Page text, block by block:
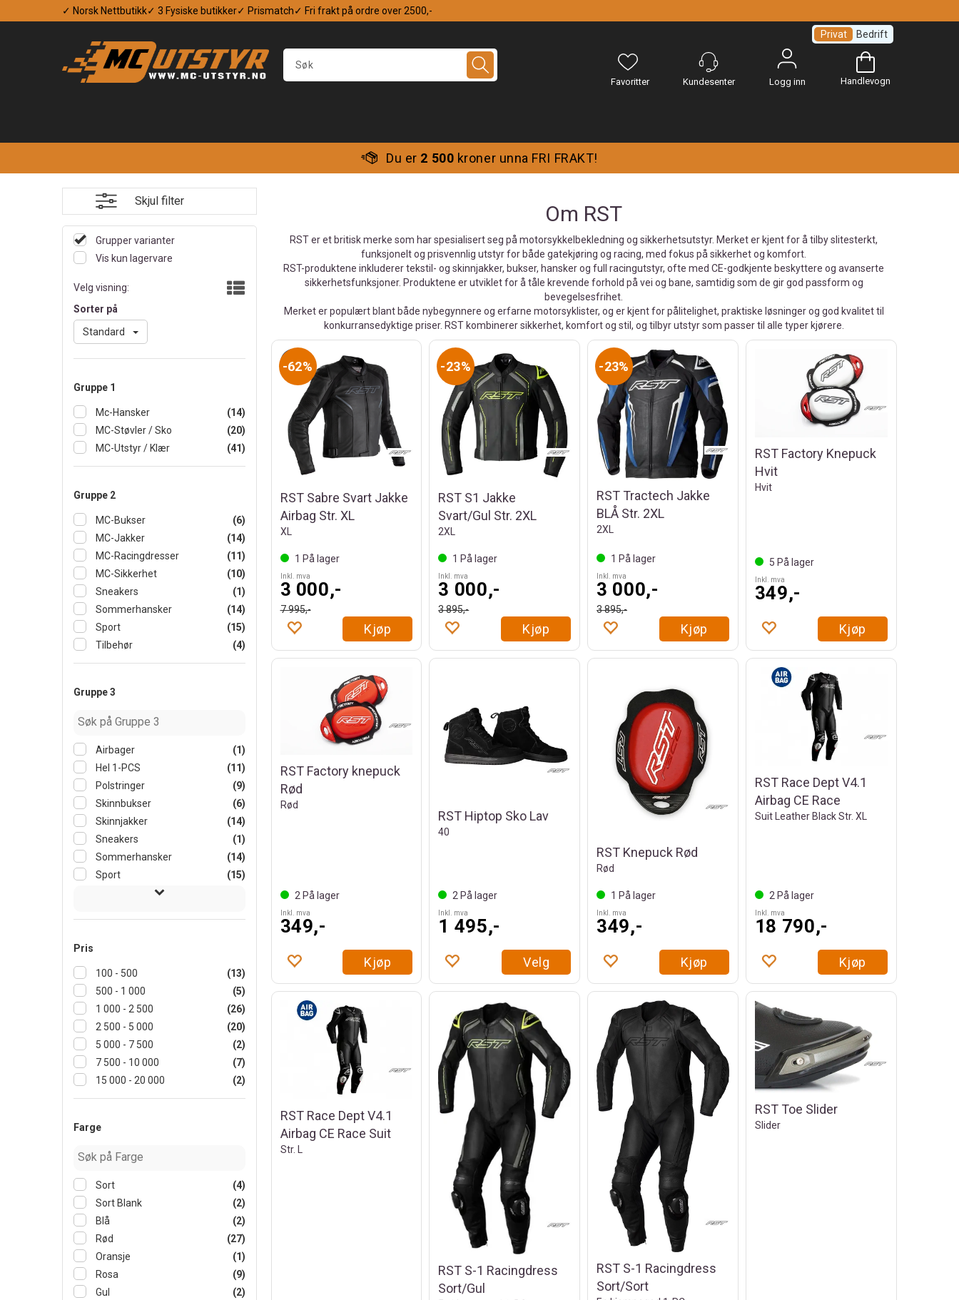
✓ Norsk Nettbutikk✓ 3 Fysiske butikker✓ Prismatch✓ Fri frakt på ordre over 2500,-
Logg inn
Privat Bedrift
Handlevogn
Du er 2 500 kroner unna FRI FRAKT!
Skjul filter
Grupper varianter
Vis kun lagervare
Velg visning:
Sorter på
Standard
Gruppe 1
Mc-Hansker
(14)
MC-Støvler / Sko
(20)
MC-Utstyr / Klær
(41)
Gruppe 2
MC-Bukser
(6)
MC-Jakker
(14)
MC-Racingdresser
(11)
MC-Sikkerhet
(10)
Sneakers
(1)
Sommerhansker
(14)
Sport
(15)
Tilbehør
(4)
Gruppe 3
Airbager
(1)
Hel 1-PCS
(11)
Polstringer
(9)
Skinnbukser
(6)
Skinnjakker
(14)
Sneakers
(1)
Sommerhansker
(14)
Sport
(15)
Pris
100 - 500
(13)
500 - 1 000
(5)
1 000 - 2 500
(26)
2 500 - 5 000
(20)
5 000 - 7 500
(2)
7 500 - 10 000
(7)
15 000 - 20 000
(2)
Farge
Sort
(4)
Sort Blank
(2)
Blå
(2)
Rød
(27)
Oransje
(1)
Rosa
(9)
Gul
(2)
Om RST
RST er et britisk merke som har spesialisert seg på motorsykkelbekledning og sikkerhetsutstyr. Merket er kjent for å tilby slitesterkt,
funksjonelt og prisvennlig utstyr for både gatekjøring og racing, med fokus på sikkerhet og komfort.
RST-produktene inkluderer tekstil- og skinnjakker, bukser, hansker og full racingutstyr, ofte med CE-godkjente beskyttere og avanserte
sikkerhetsfunksjoner. Produktene er utviklet for å tåle krevende forhold på vei og bane, samtidig som de gir god passform og
bevegelsesfrihet.
Merket er populært blant både nybegynnere og erfarne motorsyklister, og er kjent for pålitelighet, praktiske løsninger og god kvalitet til
konkurransedyktige priser. RST kombinerer sikkerhet, komfort og stil, og tilbyr utstyr som passer til alle typer kjørere.
62%
RST Sabre Svart Jakke
Airbag Str. XL
XL
1 På lager
Inkl. mva
3 000,-
7 995,-
Kjøp
23%
RST S1 Jakke
Svart/Gul Str. 2XL
2XL
1 På lager
Inkl. mva
3 000,-
3 895,-
Kjøp
23%
RST Tractech Jakke
BLÅ Str. 2XL
2XL
1 På lager
Inkl. mva
3 000,-
3 895,-
Kjøp
RST Factory Knepuck
Hvit
Hvit
5 På lager
Inkl. mva
349,-
Kjøp
RST Factory knepuck
Rød
Rød
2 På lager
Inkl. mva
349,-
Kjøp
RST Hiptop Sko Lav
40
2 På lager
Inkl. mva
1 495,-
Velg
RST Knepuck Rød
Rød
1 På lager
Inkl. mva
349,-
Kjøp
RST Race Dept V4.1
Airbag CE Race
Suit Leather Black Str. XL
2 På lager
Inkl. mva
18 790,-
Kjøp
RST Race Dept V4.1
Airbag CE Race Suit
Str. L
RST S-1 Racingdress
Sort/Gul
RST S-1 Racingdress
Sort/Sort
RST Toe Slider
Slider